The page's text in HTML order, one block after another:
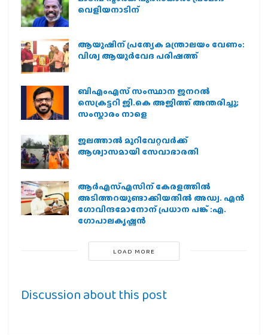
വെളിയനാടിന്
ആയുഷിന് പ്രത്യേക മന്ത്രാലയം വേണം:
വിശ്വ ആയുര്‍വേദ പരിഷത്ത്
ബിഎംഎസ് സംസ്ഥാന ജനറൽ
സെക്രട്ടറി ജി.കെ അജിത്ത് അന്തരിച്ചു;
സംസ്കാരം നാളെ
ജലത്താല്‍ മുറിവേറ്റവര്‍ക്ക്
ആശ്വാസമായി സേവാഭാരതി
ആര്‍എസ്എസിന് കേരളത്തില്‍
അടിത്തറയുണ്ടാക്കിയതില്‍ അഡ്വ. എന്‍
ഗോവിന്ദമോനോന് പ്രധാന പങ്ക് :എ.
ഗോപാലകൃഷ്ണന്‍
LOAD MORE
Discussion about this post